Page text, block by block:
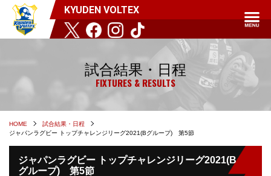
KYUDEN VOLTEX
試合結果・日程
FIXTURES & RESULTS
HOME
試合結果・日程
ジャパンラグビー トップチャレンジリーグ2021(Bグループ) 第5節
ジャパンラグビー トップチャレンジリーグ2021(B
グループ) 第5節